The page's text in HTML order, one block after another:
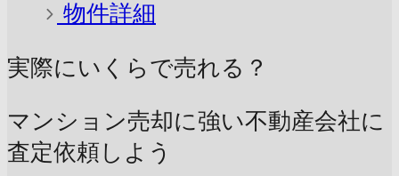
物件詳細
実際にいくらで売れる？
マンション売却に強い不動産会社に
査定依頼しよう